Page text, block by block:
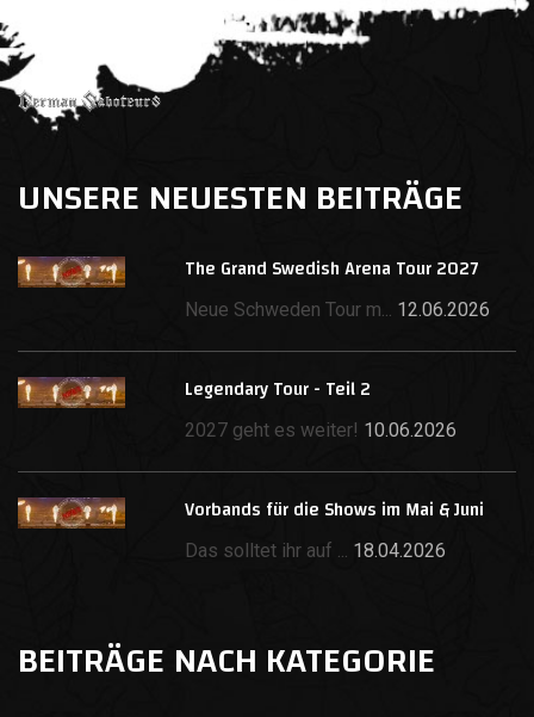
UNSERE NEUESTEN BEITRÄGE
The Grand Swedish Arena Tour 2027
Neue Schweden Tour m... 12.06.2026
Legendary Tour - Teil 2
2027 geht es weiter! 10.06.2026
Vorbands für die Shows im Mai & Juni
Das solltet ihr auf ... 18.04.2026
BEITRÄGE NACH KATEGORIE